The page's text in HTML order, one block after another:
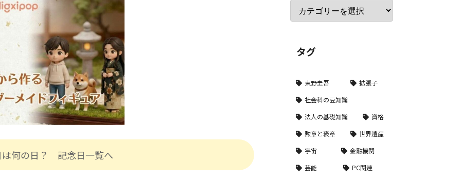
は何の日？ 記念日一覧へ
タグ
東野圭吾
拡張子
社会科の豆知識
法人の基礎知識
資格
勲章と褒章
世界遺産
宇宙
金融機関
芸能
PC関連